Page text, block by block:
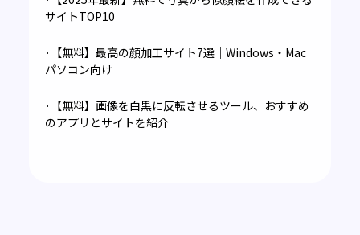
サイトTOP10
·【無料】最高の顔加工サイト7選｜Windows・Mac
パソコン向け
·【無料】画像を白黒に反転させるツール、おすすめ
のアプリとサイトを紹介